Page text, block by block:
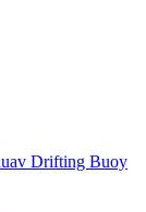
Drifting Buoy